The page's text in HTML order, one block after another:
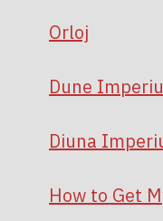
Orloj
Dune
Diuna
How to Get